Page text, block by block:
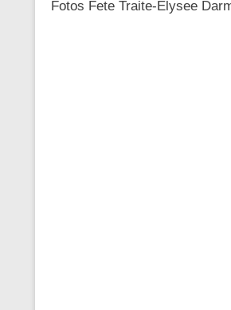
Fotos Fete Traite-Elysee